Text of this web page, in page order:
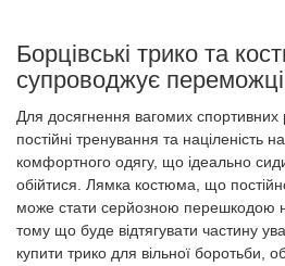
Борцівські трико та
супроводжує
Для досягнення вагомих спортивних
постійні тренування та націленість
комфортного одягу, що ідеально
обійтися. Лямка костюма, що
може стати серйозною перешкодою
тому що буде відтягувати частину
купити трико для вільної боротьби,